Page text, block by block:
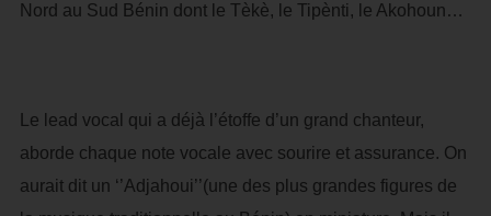
Nord au Sud Bénin dont le Tèkè, le Tipènti, le Akohoun…
Le lead vocal qui a déjà l’étoffe d’un grand chanteur,
aborde chaque note vocale avec sourire et assurance. On
aurait dit un ‘’Adjahoui’’(une des plus grandes figures de